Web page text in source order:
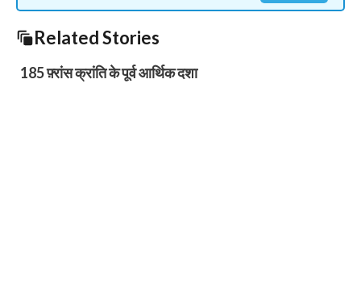
Related Stories
185 फ़्रांस क्रांति के पूर्व आर्थिक दशा